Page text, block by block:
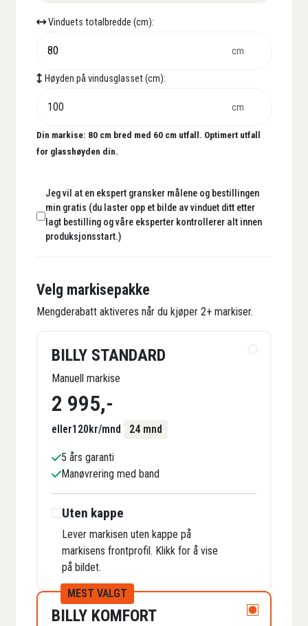
Vinduets totalbredde (cm):
cm
Høyden på vindusglasset (cm):
cm
Din markise: 80 cm bred med 60 cm utfall. Optimert utfall
for glasshøyden din.
Jeg vil at en ekspert gransker målene og bestillingen
min gratis (du laster opp et bilde av vinduet ditt etter
lagt bestilling og våre eksperter kontrollerer alt innen
produksjonsstart.)
Velg markisepakke
Mengderabatt aktiveres når du kjøper 2+ markiser.
BILLY STANDARD
Manuell markise
2 995,-
eller120kr/mnd 24 mnd
5 års garanti
Manøvrering med band
Uten kappe
Lever markisen uten kappe på
markisens frontprofil. Klikk for å vise
på bildet.
MEST VALGT
BILLY KOMFORT